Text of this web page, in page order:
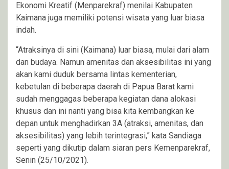
Ekonomi Kreatif (Menparekraf) menilai Kabupaten
Kaimana juga memiliki potensi wisata yang luar biasa
indah.
“Atraksinya di sini (Kaimana) luar biasa, mulai dari alam
dan budaya. Namun amenitas dan aksesibilitas ini yang
akan kami duduk bersama lintas kementerian,
kebetulan di beberapa daerah di Papua Barat kami
sudah menggagas beberapa kegiatan dana alokasi
khusus dan ini nanti yang bisa kita kembangkan ke
depan untuk menghadirkan 3A (atraksi, amenitas, dan
aksesibilitas) yang lebih terintegrasi,” kata Sandiaga
seperti yang dikutip dalam siaran pers Kemenparekraf,
Senin (25/10/2021).